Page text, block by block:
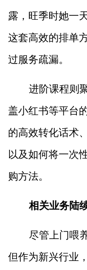
露，旺季时她一
这套高效的排单
过服务疏漏。
进阶课程则
盖小红书等平台
的高效转化话术
以及如何将一次
购方法。
相关业务陆
尽管上门喂
但作为新兴行业